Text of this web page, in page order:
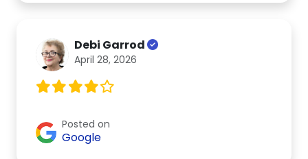
Debi Garrod
April 28, 2026
Posted on
Google